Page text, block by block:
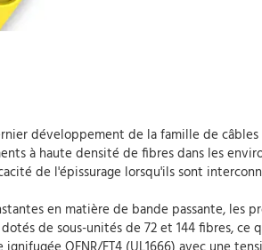
développement de la famille de
à haute densité de fibres dans les
de l'épissurage lorsqu'ils sont
en matière de bande passante,
de sous-unités de 72 et 144 fibres,